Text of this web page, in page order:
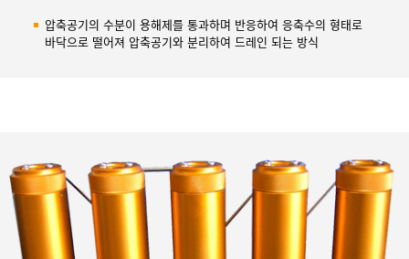
압축공기의 수분이 용해제를 통과하며 반응하여 응축수의 형태로
바닥으로 떨어져 압축공기와 분리하여 드레인 되는 방식